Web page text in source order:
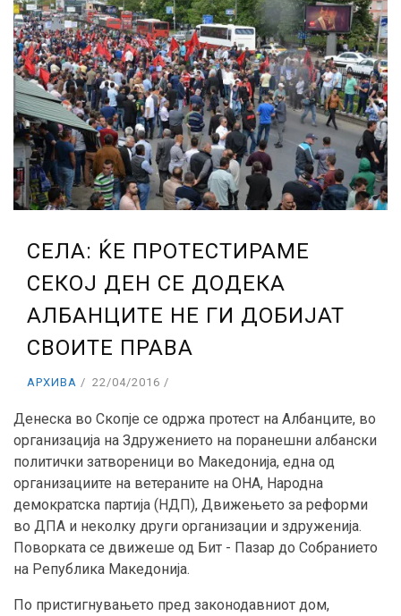
СЕЛА: ЌЕ ПРОТЕСТИРАМЕ
СЕКОЈ ДЕН СЕ ДОДЕКА
АЛБАНЦИТЕ НЕ ГИ ДОБИЈАТ
СВОИТЕ ПРАВА
АРХИВА 22/04/2016
Денеска во Скопје се одржа протест на Албанците, во
организација на Здружението на поранешни албански
политички затвореници во Македонија, една од
организациите на ветераните на ОНА, Народна
демократска партија (НДП), Движењето за реформи
во ДПА и неколку други организации и здруженија.
Поворката се движеше од Бит - Пазар до Собранието
на Република Македонија.
По пристигнувањето пред законодавниот дом,